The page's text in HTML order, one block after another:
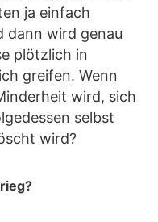
ja einfach
dann wird genau
plötzlich in
greifen. Wenn
wird, sich
selbst
wird?